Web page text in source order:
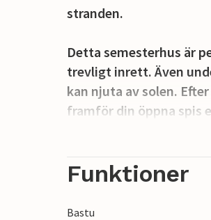
stranden.
Detta semesterhus är
trevligt inrett. Även
kan njuta av solen.
framför din öppna spis
mysig måltid på den
avkoppling och lek.
Du befinner dig bara
Funktioner
Bastu